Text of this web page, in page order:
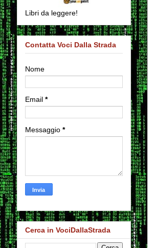
Libri da leggere!
Contatta Voci Dalla Strada
Nome
Email *
Messaggio *
Cerca in VociDallaStrada